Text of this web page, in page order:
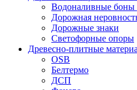
Водоналивные
Дорожная
Дорожные знаки
Светофорные опоры
Древесно-плитные
OSB
Белтермо
ДСП